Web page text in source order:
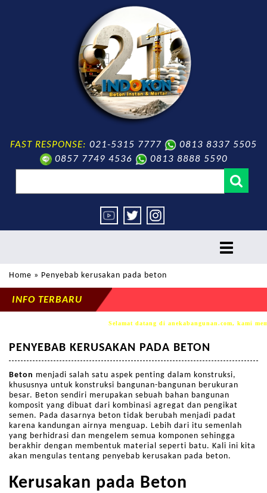
FAST RESPONSE: 021-5315 7777
0813 8337 5505
0857 7749 4536
0813 8888 5590
toggle
Home » Penyebab kerusakan pada beton
INFO TERBARU
Selamat datang di anekabangunan.com, kami
PENYEBAB KERUSAKAN PADA BETON
Beton menjadi salah satu aspek penting dalam konstruksi,
khususnya untuk konstruksi bangunan-bangunan berukuran
besar. Beton sendiri merupakan sebuah bahan bangunan
komposit yang dibuat dari kombinasi agregat dan pengikat
semen. Pada dasarnya beton tidak berubah menjadi padat
karena kandungan airnya menguap. Lebih dari itu semenlah
yang berhidrasi dan mengelem semua komponen sehingga
berakhir dengan membentuk material seperti batu. Kali ini kita
akan mengulas tentang penyebab kerusakan pada beton.
Kerusakan pada Beton